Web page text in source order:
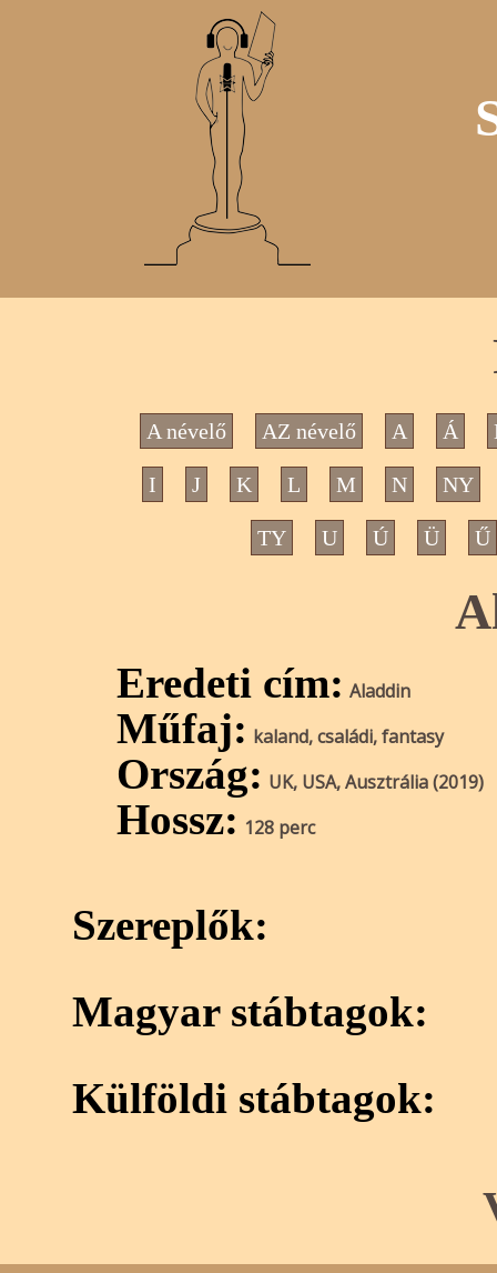
A névelő AZ névelő A Á
I J K L M N NY
TY U Ú Ü Ű
Eredeti cím: Aladdin
Műfaj: kaland, családi, fantasy
Ország: UK, USA, Ausztrália (2019)
Hossz: 128 perc
Szereplők:
Magyar stábtagok:
Külföldi stábtagok: